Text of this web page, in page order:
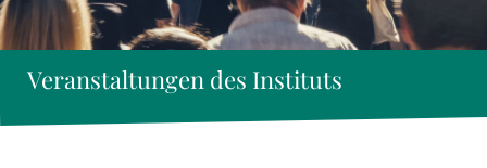
Veranstaltungen des Instituts